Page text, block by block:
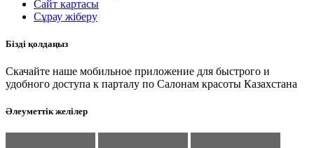
Сайт картасы
Сұрау жіберу
Бізді қолдаңыз
Скачайте наше мобильное приложение для быстрого и
удобного доступа к парталу по Салонам красоты Казахстана
Әлеуметтік желілер